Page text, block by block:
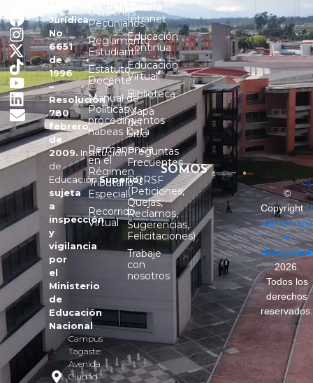
Personería
Jurídica
No
6651
de
1996
–
Resolución
780
febrero
de
2009. Institución
de
EducaciónSuperior
sujeta
a
inspección
y
vigilancia
por
el
Ministerio
de
Educación
Nacional
Campus
Tagaste:
Avenida
Ciudad
Derechos
Pecuniarios
Reglamento
Estudiantil
Estatuto
Docente
Manual de
Políticas y
procedimientos
habeas Data
Permanencia
en el
Régimen
Tributario
Especial
Recorrido
Virtual
Intranet
Educación
Continua
Educación
Virtual
Biblioteca
Mapa
del
Sitio
Preguntas
Frecuentes
PQRSF
(Peticiones,
Quejas,
Reclamos,
Sugerencias,
Felicitaciones)
Trabaje
con
nosotros
SOMOS
©
Copyright
Agustiniana
–
2026.
Todos los
derechos
reservados.